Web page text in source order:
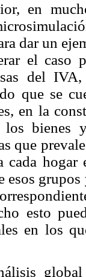
en
dar un
el caso
del
que se
en la
los
que
cada hogar
esos
esto
en los